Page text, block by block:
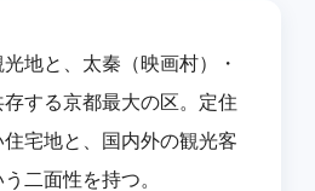
地と、太秦（映画村）・
する京都最大の区。定住
宅地と、国内外の観光客
二面性を持つ。